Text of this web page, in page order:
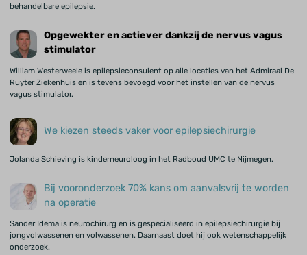
behandelbare epilepsie.
Opgewekter en actiever dankzij de nervus vagus
stimulator
William Westerweele is epilepsieconsulent op alle locaties van het Admiraal De
Ruyter Ziekenhuis en is tevens bevoegd voor het instellen van de nervus
vagus stimulator.
We kiezen steeds vaker voor epilepsiechirurgie
Jolanda Schieving is kinderneuroloog in het Radboud UMC te Nijmegen.
Bij vooronderzoek 70% kans om aanvalsvrij te worden
na operatie
Sander Idema is neurochirurg en is gespecialiseerd in epilepsiechirurgie bij
jongvolwassenen en volwassenen. Daarnaast doet hij ook wetenschappelijk
onderzoek.